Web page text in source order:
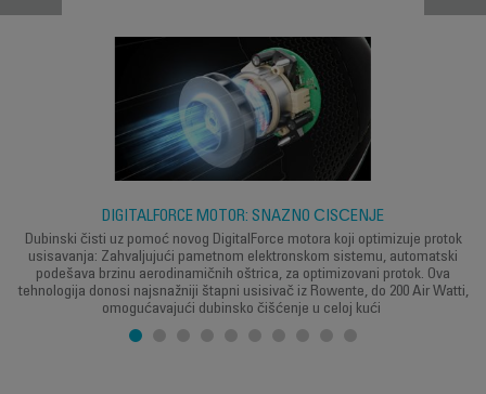
DIGITALFORCE MOTOR: SNAŽNO ČIŠĆENJE
Dubinski čisti uz pomoć novog DigitalForce motora koji optimizuje protok
usisavanja: Zahvaljujući pametnom elektronskom sistemu, automatski
podešava brzinu aerodinamičnih oštrica, za optimizovani protok. Ova
tehnologija donosi najsnažniji štapni usisivač iz Rowente, do 200 Air Watti,
omogućavajući dubinsko čišćenje u celoj kući